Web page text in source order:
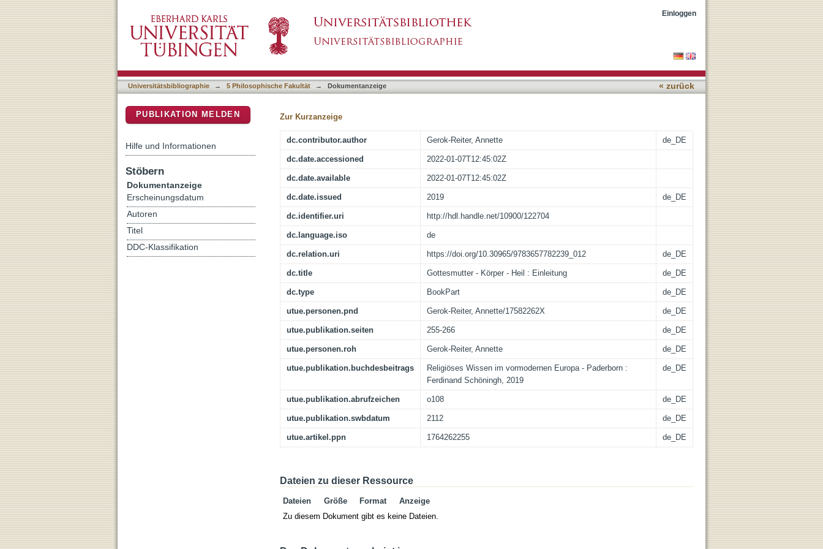
Einloggen
Universitätsbibliographie → 5 Philosophische Fakultät → Dokumentanzeige « zurück
Zur Kurzanzeige
dc.contributor.author Gerok-Reiter, Annette de_DE
dc.date.accessioned 2022-01-07T12:45:02Z
dc.date.available 2022-01-07T12:45:02Z
dc.date.issued 2019 de_DE
dc.identifier.uri http://hdl.handle.net/10900/122704
dc.language.iso de
dc.relation.uri https://doi.org/10.30965/9783657782239_012 de_DE
dc.title Gottesmutter - Körper - Heil : Einleitung de_DE
dc.type BookPart de_DE
utue.personen.pnd Gerok-Reiter, Annette/17582262X de_DE
utue.publikation.seiten 255-266 de_DE
utue.personen.roh Gerok-Reiter, Annette de_DE
utue.publikation.buchdesbeitrags
Religiöses Wissen im vormodernen Europa - Paderborn :
Ferdinand Schöningh, 2019
de_DE
utue.publikation.abrufzeichen o108 de_DE
utue.publikation.swbdatum 2112 de_DE
utue.artikel.ppn 1764262255 de_DE
Dateien zu dieser Ressource
Dateien Größe Format
Anzeige
Zu diesem Dokument gibt es keine Dateien.
PUBLIKATION MELDEN
Hilfe und Informationen
Stöbern
Dokumentanzeige
Erscheinungsdatum
Autoren
Titel
DDC-Klassifikation